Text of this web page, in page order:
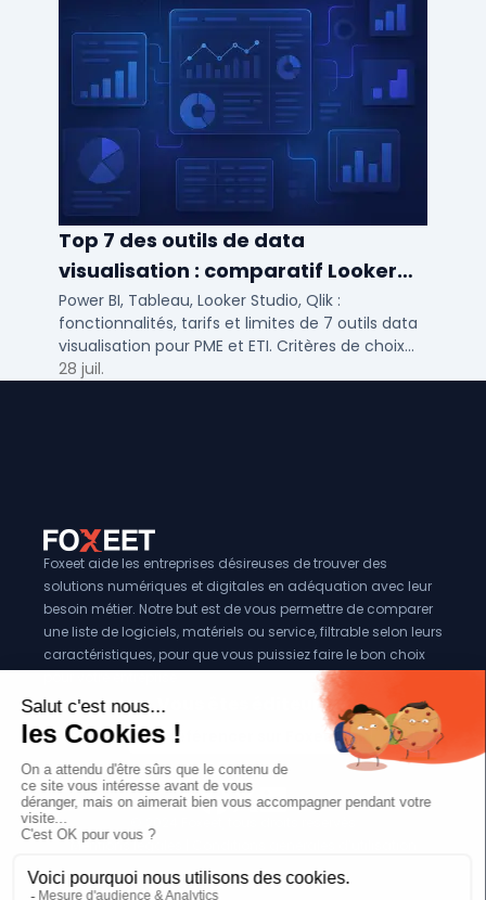
Top 7 des outils de data
visualisation : comparatif Looker
Studio, Tableau vs Power BI et
autres
Power BI, Tableau, Looker Studio, Qlik :
fonctionnalités, tarifs et limites de 7 outils data
visualisation pour PME et ETI. Critères de choix
selon votre SI et vos cas d'usage.
28 juil.
Foxeet aide les entreprises désireuses de trouver des
solutions numériques et digitales en adéquation avec leur
besoin métier. Notre but est de vous permettre de comparer
une liste de logiciels, matériels ou service, filtrable selon leurs
caractéristiques, pour que vous puissiez faire le bon choix
Vous êtes éditeur?
Se référencer sur Foxeet
Réseaux
Mentions légales